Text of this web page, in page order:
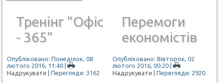
Тренінг "Офіс
- 365"
Опубліковано: Понеділок, 08
лютого 2016, 11:40 |
Надрукувати
| Перегляди: 3162
Перемоги
економістів
Опубліковано: Вівторок, 02
лютого 2016, 00:20|
Надрукувати
| Перегляди: 2920